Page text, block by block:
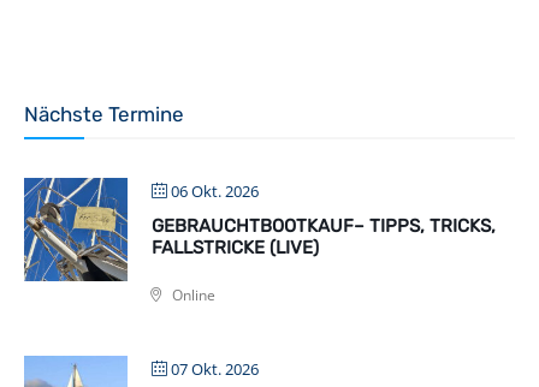
Nächste Termine
06 Okt. 2026
GEBRAUCHTBOOTKAUF– TIPPS, TRICKS,
FALLSTRICKE (LIVE)
Online
07 Okt. 2026